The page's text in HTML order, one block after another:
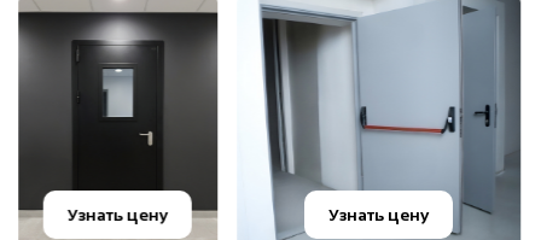
Узнать цену Узнать цену